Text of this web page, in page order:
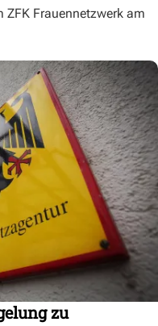
ZFK Frauennetzwerk am
zu